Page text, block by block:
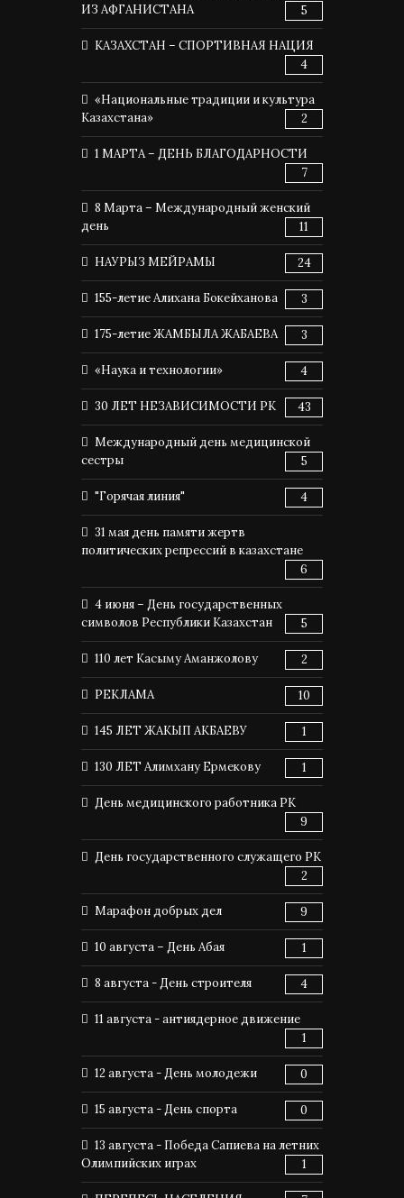
ИЗ АФГАНИСТАНА
5
КАЗАХСТАН – СПОРТИВНАЯ НАЦИЯ
4
«Национальные традиции и культура
Казахстана»
2
1 МАРТА – ДЕНЬ БЛАГОДАРНОСТИ
7
8 Марта – Международный женский
день
11
НАУРЫЗ МЕЙРАМЫ 24
155-летие Алихана Бокейханова 3
175-летие ЖАМБЫЛА ЖАБАЕВА 3
«Наука и технологии» 4
30 ЛЕТ НЕЗАВИСИМОСТИ РК 43
Международный день медицинской
сестры
5
"Горячая линия" 4
31 мая день памяти жертв
политических репрессий в казахстане
6
4 июня – День государственных
символов Республики Казахстан
5
110 лет Касыму Аманжолову 2
РЕКЛАМА 10
145 ЛЕТ ЖАКЫП АКБАЕВУ 1
130 ЛЕТ Алимхану Ермекову 1
День медицинского работника РК
9
День государственного служащего РК
2
Марафон добрых дел 9
10 августа – День Абая 1
8 августа - День строителя 4
11 августа - антиядерное движение
1
12 августа - День молодежи 0
15 августа - День спорта 0
13 августа - Победа Сапиева на летних
Олимпийских играх
1